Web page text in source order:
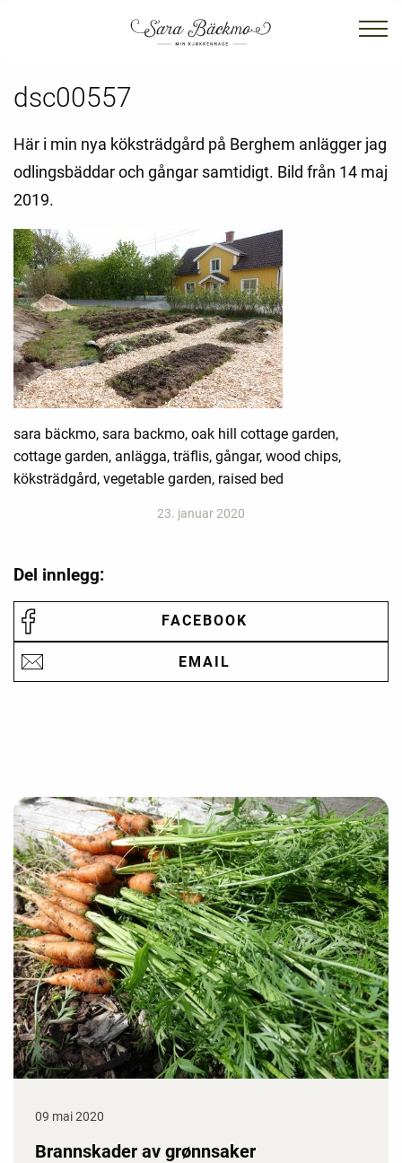
dsc00557
Här i min nya köksträdgård på Berghem anlägger jag
odlingsbäddar och gångar samtidigt. Bild från 14 maj
2019.
sara bäckmo, sara backmo, oak hill cottage garden,
cottage garden, anlägga, träflis, gångar, wood chips,
köksträdgård, vegetable garden, raised bed
23. januar 2020
Del innlegg:
FACEBOOK
EMAIL
09 mai 2020
Brannskader av grønnsaker